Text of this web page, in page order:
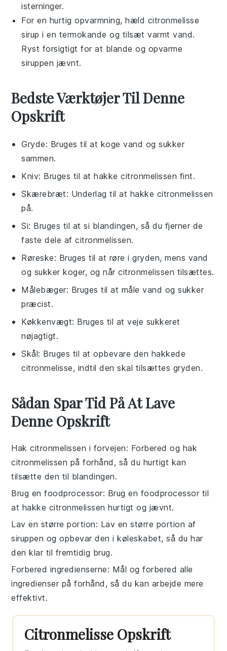
isterninger.
For en hurtig opvarmning, hæld citronmelisse
sirup i en termokande og tilsæt varmt vand.
Ryst forsigtigt for at blande og opvarme
siruppen jævnt.
Bedste Værktøjer Til Denne
Opskrift
Gryde: Bruges til at koge vand og sukker
sammen.
Kniv: Bruges til at hakke citronmelissen fint.
Skærebræt: Underlag til at hakke citronmelissen
på.
Si: Bruges til at si blandingen, så du fjerner de
faste dele af citronmelissen.
Røreske: Bruges til at røre i gryden, mens vand
og sukker koger, og når citronmelissen tilsættes.
Målebæger: Bruges til at måle vand og sukker
præcist.
Køkkenvægt: Bruges til at veje sukkeret
nøjagtigt.
Skål: Bruges til at opbevare den hakkede
citronmelisse, indtil den skal tilsættes gryden.
Sådan Spar Tid På At Lave
Denne Opskrift
Hak citronmelissen i forvejen: Forbered og hak
citronmelissen på forhånd, så du hurtigt kan
tilsætte den til blandingen.
Brug en foodprocessor: Brug en foodprocessor til
at hakke citronmelissen hurtigt og jævnt.
Lav en større portion: Lav en større portion af
siruppen og opbevar den i køleskabet, så du har
den klar til fremtidig brug.
Forbered ingredienserne: Mål og forbered alle
ingredienser på forhånd, så du kan arbejde mere
effektivt.
Citronmelisse Opskrift